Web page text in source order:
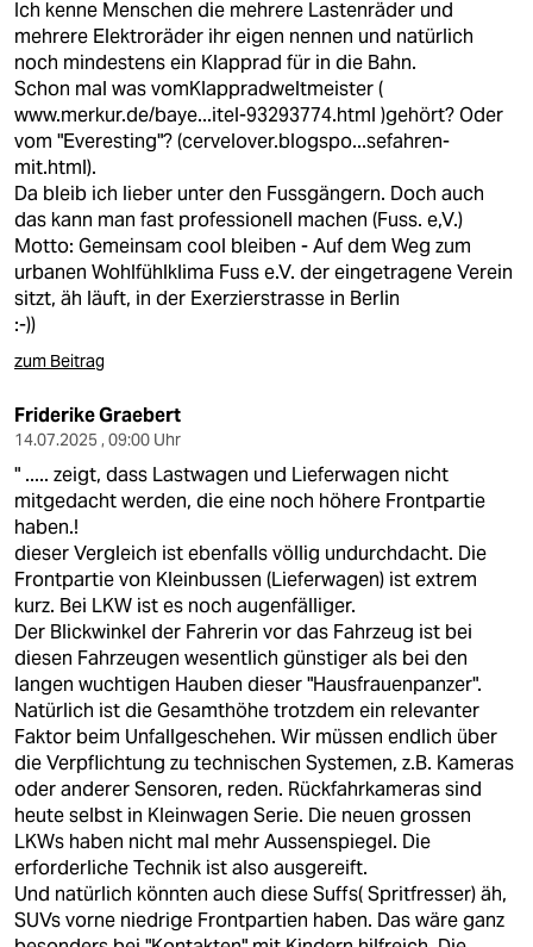
Ich kenne Menschen die mehrere Lastenräder und
mehrere Elektroräder ihr eigen nennen und natürlich
noch mindestens ein Klapprad für in die Bahn.
Schon mal was vomKlappradweltmeister (
www.merkur.de/baye...itel-93293774.html )gehört? Oder
vom "Everesting"? (cervelover.blogspo...sefahren-
mit.html).
Da bleib ich lieber unter den Fussgängern. Doch auch
das kann man fast professionell machen (Fuss. e,V.)
Motto: Gemeinsam cool bleiben - Auf dem Weg zum
urbanen Wohlfühlklima Fuss e.V. der eingetragene Verein
sitzt, äh läuft, in der Exerzierstrasse in Berlin
:-))
zum Beitrag
Friderike Graebert
14.07.2025 , 09:00 Uhr
" ..... zeigt, dass Lastwagen und Lieferwagen nicht
mitgedacht werden, die eine noch höhere Frontpartie
haben.!
dieser Vergleich ist ebenfalls völlig undurchdacht. Die
Frontpartie von Kleinbussen (Lieferwagen) ist extrem
kurz. Bei LKW ist es noch augenfälliger.
Der Blickwinkel der Fahrerin vor das Fahrzeug ist bei
diesen Fahrzeugen wesentlich günstiger als bei den
langen wuchtigen Hauben dieser "Hausfrauenpanzer".
Natürlich ist die Gesamthöhe trotzdem ein relevanter
Faktor beim Unfallgeschehen. Wir müssen endlich über
die Verpflichtung zu technischen Systemen, z.B. Kameras
oder anderer Sensoren, reden. Rückfahrkameras sind
heute selbst in Kleinwagen Serie. Die neuen grossen
LKWs haben nicht mal mehr Aussenspiegel. Die
erforderliche Technik ist also ausgereift.
Und natürlich könnten auch diese Suffs( Spritfresser) äh,
SUVs vorne niedrige Frontpartien haben. Das wäre ganz